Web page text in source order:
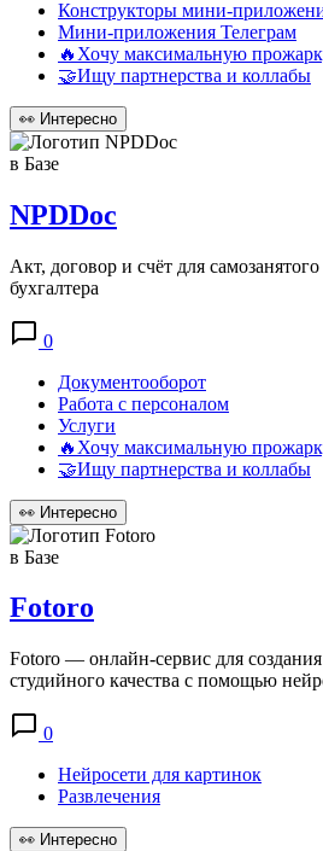
Конструкторы мини-
Мини-приложения Телеграм
🔥Хочу максимальную
🤝Ищу партнерства и коллабы
👀 Интересно
в Базе
NPDDoc
Акт, договор и счёт для
бухгалтера
0
Документооборот
Работа с персоналом
Услуги
🔥Хочу максимальную
🤝Ищу партнерства и коллабы
👀 Интересно
в Базе
Fotoro
Fotoro — онлайн-сервис для
студийного качества с помощью
0
Нейросети для картинок
Развлечения
👀 Интересно